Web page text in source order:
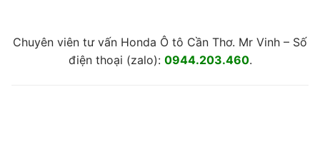
Chuyên viên tư vấn Honda Ô tô Cần Thơ. Mr Vinh – Số
điện thoại (zalo): 0944.203.460.